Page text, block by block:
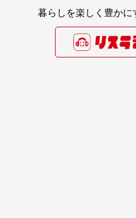
暮らしを楽しく豊かに